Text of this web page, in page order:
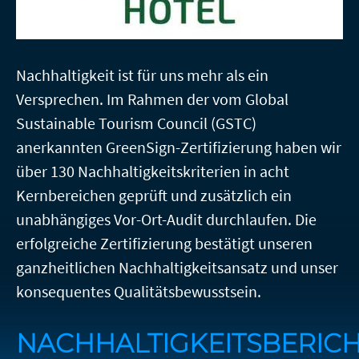
Nachhaltigkeit ist für uns mehr als ein
Versprechen. Im Rahmen der vom Global
Sustainable Tourism Council (GSTC)
anerkannten GreenSign-Zertifizierung haben wir
über 130 Nachhaltigkeitskriterien in acht
Kernbereichen geprüft und zusätzlich ein
unabhängiges Vor-Ort-Audit durchlaufen. Die
erfolgreiche Zertifizierung bestätigt unseren
ganzheitlichen Nachhaltigkeitsansatz und unser
konsequentes Qualitätsbewusstsein.